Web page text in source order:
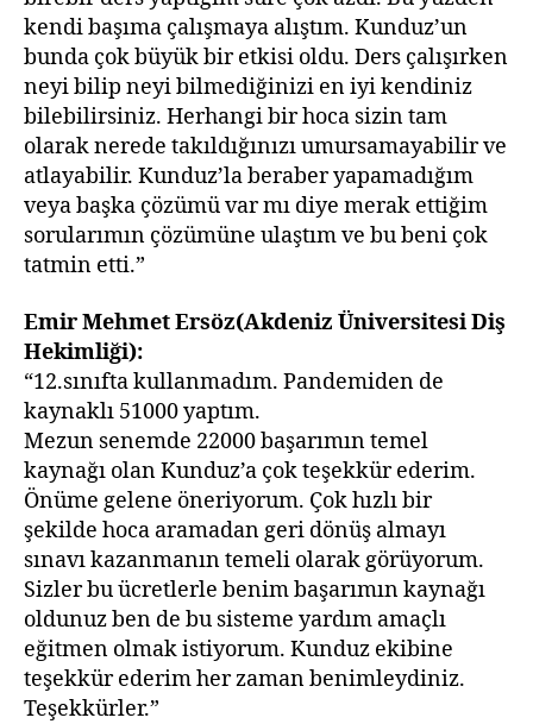
kendi başıma çalışmaya alıştım. Kunduz’un
bunda çok büyük bir etkisi oldu. Ders çalışırken
neyi bilip neyi bilmediğinizi en iyi kendiniz
bilebilirsiniz. Herhangi bir hoca sizin tam
olarak nerede takıldığınızı umursamayabilir ve
atlayabilir. Kunduz’la beraber yapamadığım
veya başka çözümü var mı diye merak ettiğim
sorularımın çözümüne ulaştım ve bu beni çok
tatmin etti.”
Emir Mehmet Ersöz(Akdeniz Üniversitesi Diş
Hekimliği):
“12.sınıfta kullanmadım. Pandemiden de
kaynaklı 51000 yaptım.
Mezun senemde 22000 başarımın temel
kaynağı olan Kunduz’a çok teşekkür ederim.
Önüme gelene öneriyorum. Çok hızlı bir
şekilde hoca aramadan geri dönüş almayı
sınavı kazanmanın temeli olarak görüyorum.
Sizler bu ücretlerle benim başarımın kaynağı
oldunuz ben de bu sisteme yardım amaçlı
eğitmen olmak istiyorum. Kunduz ekibine
teşekkür ederim her zaman benimleydiniz.
Teşekkürler.”